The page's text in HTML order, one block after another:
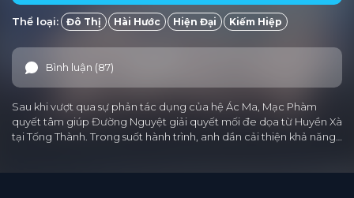
Thể loại: Đô Thị Hài Hước Hiện Đại Kiếm Hiệp
Bình luận (87)
Sau khi vượt qua sự phản tác dụng của hệ Ác Ma, Mạc Phàm
quyết tâm giúp Đường Nguyệt giải quyết mối đe dọa từ Huyền Xà
tại Tống Thành. Trong suốt hành trình, anh dần cải thiện khả năng…